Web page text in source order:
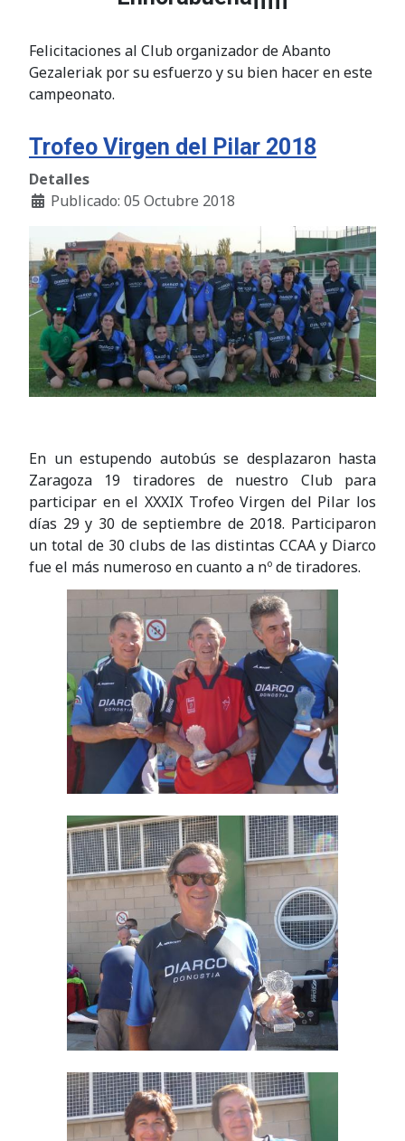
Felicitaciones al Club organizador de Abanto
Gezaleriak por su esfuerzo y su bien hacer en este
campeonato.
Trofeo Virgen del Pilar 2018
Detalles
Publicado: 05 Octubre 2018
En un estupendo autobús se desplazaron hasta
Zaragoza 19 tiradores de nuestro Club para
participar en el XXXIX Trofeo Virgen del Pilar los
días 29 y 30 de septiembre de 2018. Participaron
un total de 30 clubs de las distintas CCAA y Diarco
fue el más numeroso en cuanto a nº de tiradores.